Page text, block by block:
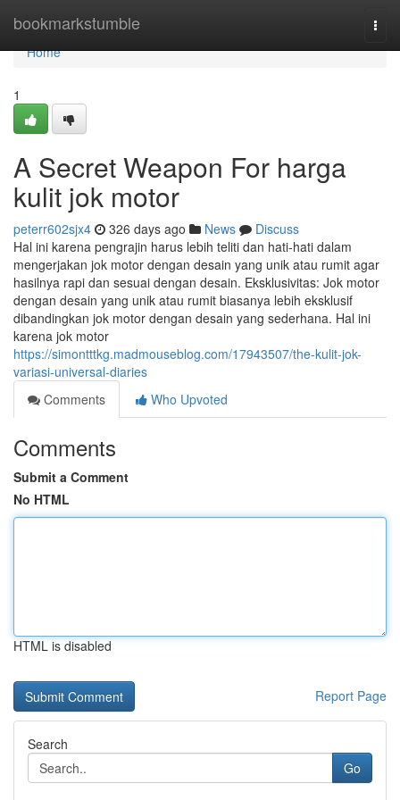
bookmarkstumble
Home
Home
1
A Secret Weapon For harga
kulit jok motor
peterr602sjx4 326 days ago News
Discuss
Hal ini karena pengrajin harus lebih teliti dan hati-hati dalam
mengerjakan jok motor dengan desain yang unik atau rumit agar
hasilnya rapi dan sesuai dengan desain. Eksklusivitas: Jok motor
dengan desain yang unik atau rumit biasanya lebih eksklusif
dibandingkan jok motor dengan desain yang sederhana. Hal ini
karena jok motor
https://simontttkg.madmouseblog.com/17943507/the-kulit-jok-
variasi-universal-diaries
Comments
Who Upvoted
Comments
Submit a Comment
No HTML
HTML is disabled
Report Page
Search
Go